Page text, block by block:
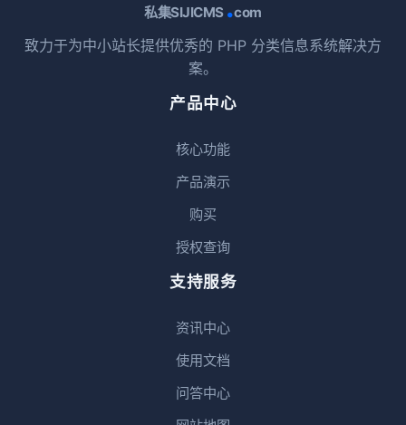
私集SIJICMS com
致力于为中小站长提供优秀的 PHP 分类信息系统解决方
案。
产品中心
核心功能
产品演示
购买
授权查询
支持服务
资讯中心
使用文档
问答中心